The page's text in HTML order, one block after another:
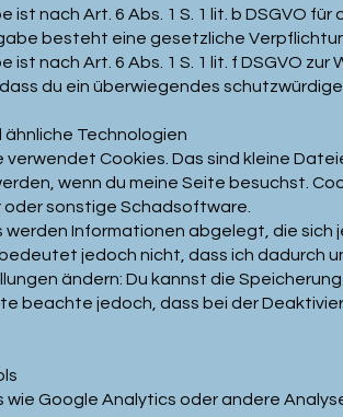
ist nach Art. 6 Abs. 1 S. 1 lit. b DSGVO
besteht eine gesetzliche
ist nach Art. 6 Abs. 1 S. 1 lit. f DSGVO
du ein überwiegendes
ähnliche Technologien
verwendet Cookies. Das sind kleine
wenn du meine Seite besuchst.
oder sonstige Schadsoftware.
werden Informationen abgelegt, die
jedoch nicht, dass ich dadurch
ändern: Du kannst die
beachte jedoch, dass bei der
wie Google Analytics oder andere